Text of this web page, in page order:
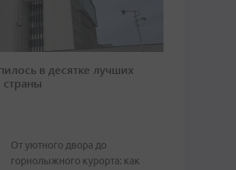
в десятке лучших
страны
От уютного двора до
горнолыжного курорта: как